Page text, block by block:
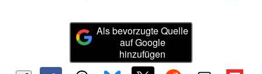
Als bevorzugte Quelle
auf Google
hinzufügen